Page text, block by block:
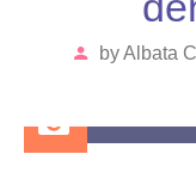
byAlbata